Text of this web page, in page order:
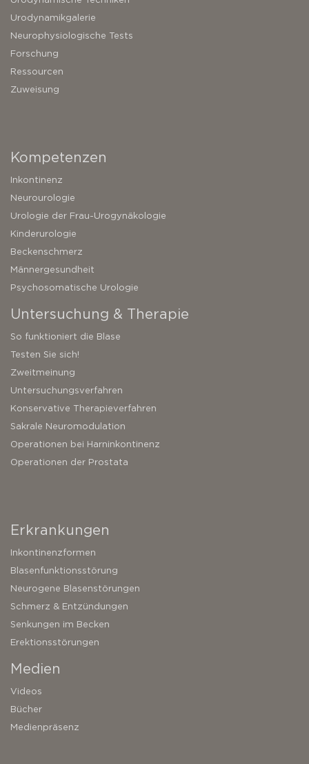
Urodynamikgalerie
Neurophysiologische Tests
Forschung
Ressourcen
Zuweisung
Kompetenzen
Inkontinenz
Neurourologie
Urologie der Frau-Urogynäkologie
Kinderurologie
Beckenschmerz
Männergesundheit
Psychosomatische Urologie
Untersuchung & Therapie
So funktioniert die Blase
Testen Sie sich!
Zweitmeinung
Untersuchungsverfahren
Konservative Therapieverfahren
Sakrale Neuromodulation
Operationen bei Harninkontinenz
Operationen der Prostata
Erkrankungen
Inkontinenzformen
Blasenfunktionsstörung
Neurogene Blasenstörungen
Schmerz & Entzündungen
Senkungen im Becken
Erektionsstörungen
Medien
Videos
Bücher
Medienpräsenz